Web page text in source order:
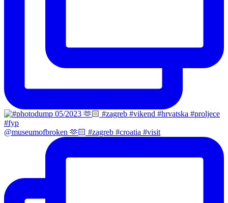
@museumofbroken 🫶🏻 #zagreb #croatia #visit